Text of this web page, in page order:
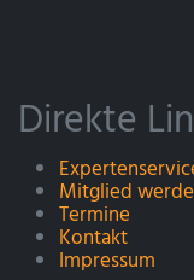
Direkte
Mitglied
Termine
Kontakt
Impressum